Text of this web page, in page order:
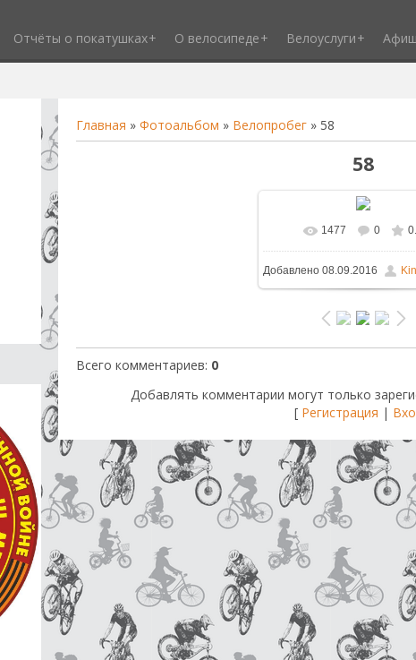
Отчёты о покатушках О велосипеде Велоуслуги
Главная » Фотоальбом » Велопробег » 58
58
В реальном размере
3313.3Kb
1477 0
Добавлено 08.09.2016
Всего комментариев: 0
Добавлять комментарии могут только
[ Регистрация |